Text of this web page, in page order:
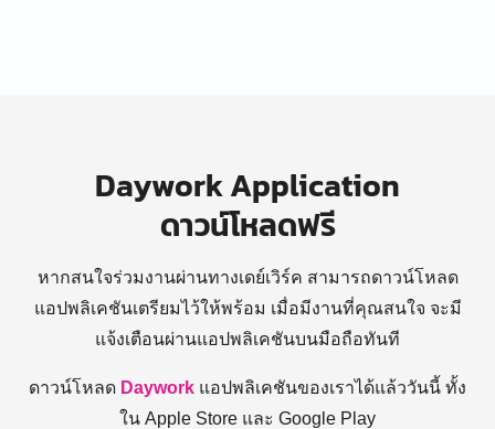
Daywork Application
ดาวน์โหลดฟรี
หากสนใจร่วมงานผ่านทางเดย์เวิร์ค สามารถดาวน์โหลด
แอปพลิเคชันเตรียมไว้ให้พร้อม เมื่อมีงานที่คุณสนใจ จะมี
แจ้งเตือนผ่านแอปพลิเคชันบนมือถือทันที
ดาวน์โหลด Daywork แอปพลิเคชันของเราได้แล้ววันนี้ ทั้ง
ใน Apple Store และ Google Play